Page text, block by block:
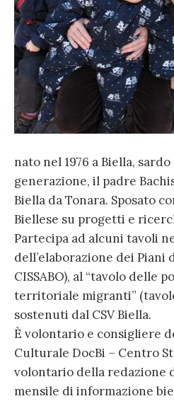
nato nel 1976 a Biella,
generazione, il padre
Biella da Tonara. Sposato
Biellese su progetti e
Partecipa ad alcuni tavoli
dell’elaborazione dei Piani
CISSABO), al “tavolo delle
territoriale migranti”
sostenuti dal CSV Biella.
È volontario e consigliere
Culturale DocBi – Centro
volontario della redazione
mensile di informazione